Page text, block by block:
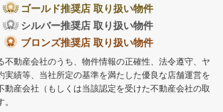
ゴールド推奨店 取り扱い物件
シルバー推奨店 取り扱い物件
ブロンズ推奨店 取り扱い物件
不動産会社のうち、物件情報の正確性、法令遵守、ヤ
実績等、当社所定の基準を満たした優良な店舗運営を
動産会社（もしくは当該認定を受けた不動産会社の取